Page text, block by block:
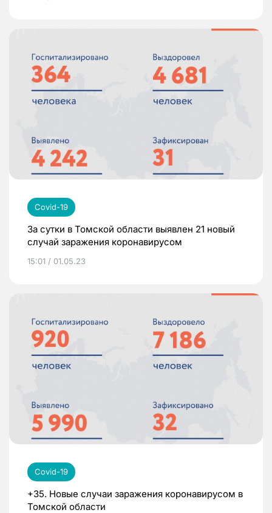
Covid-19
За сутки в Томской области выявлен 21 новый
случай заражения коронавирусом
15:01 / 01.05.23
Covid-19
+35. Новые случаи заражения коронавирусом в
Томской области